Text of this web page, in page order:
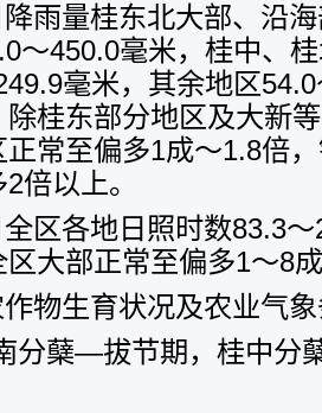
降雨量桂东北大部、沿
～450.0毫米，桂中、
毫米，其余地区
桂东部分地区及大新
常至偏多1成～1.8倍
倍以上。
全区各地日照时数83.3
区大部正常至偏多1～8
物生育状况及农业气
分蘖—拔节期，桂中分